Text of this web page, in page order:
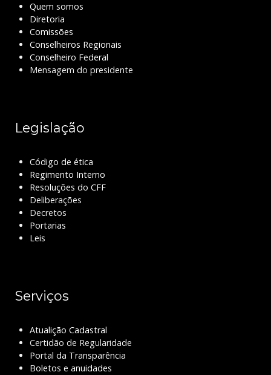
Quem somos
Diretoria
Comissões
Conselheiros Regionais
Conselheiro Federal
Mensagem do presidente
Legislação
Código de ética
Regimento Interno
Resoluções do CFF
Deliberações
Decretos
Portarias
Leis
Serviços
Atualição Cadastral
Certidão de Regularidade
Portal da Transparência
Boletos e anuidades